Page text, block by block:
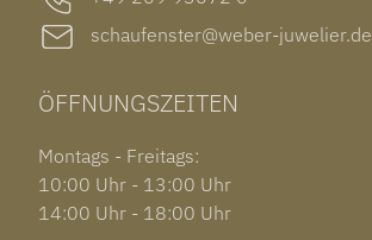
schaufenster@weber-juwelier.de
ÖFFNUNGSZEITEN
Montags - Freitags:
10:00 Uhr - 13:00 Uhr
14:00 Uhr - 18:00 Uhr